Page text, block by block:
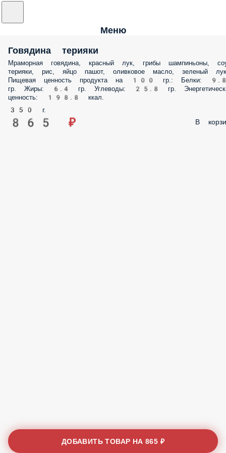
Меню
Говядина терияки
Мраморная говядина, красный лук, грибы шампиньоны,
соус терияки, рис, яйцо пашот, оливковое масло,
зеленый лук. Пищевая ценность продукта на 100
гр.: Белки: 9.8 гр. Жиры: 6.4 гр. Углеводы:
25.8 гр. Энергетическая ценность: 198.8 ккал.
350 г.
865 ₽ В
ДОБАВИТЬ ТОВАР НА865 ₽